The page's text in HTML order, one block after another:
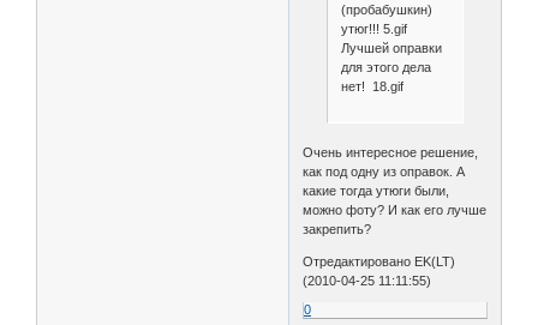
(пробабушкин)
утюг!!! 5.gif
Лучшей оправки
для этого дела
нет! 18.gif
Очень интересное решение,
как под одну из оправок. А
какие тогда утюги были,
можно фоту? И как его лучше
закрепить?
Отредактировано EK(LT)
(2010-04-25 11:11:55)
0